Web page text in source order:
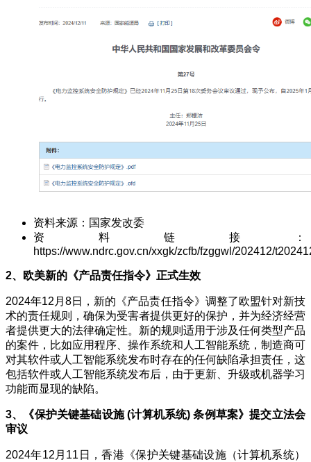
资料来源：国家发改委
资料链接：
https://www.ndrc.gov.cn/xxgk/zcfb/fzggwl/202412/
2、欧美新的《产品责任指令》正式生效
2024年12月8日，新的《产品责任指令》调整了欧盟针对新技
术的责任规则，确保为受害者提供更好的保护，并为经济经营
者提供更大的法律确定性。新的规则适用于涉及任何类型产品
的案件，比如应用程序、操作系统和人工智能系统，制造商可
对其软件或人工智能系统发布时存在的任何缺陷承担责任，这
包括软件或人工智能系统发布后，由于更新、升级或机器学习
功能而显现的缺陷。
3、
《保护关键基础设施 (计算机系统) 条例草案》提交立法会
审议
2024年12月11日，香港《保护关键基础设施（计算机系统）